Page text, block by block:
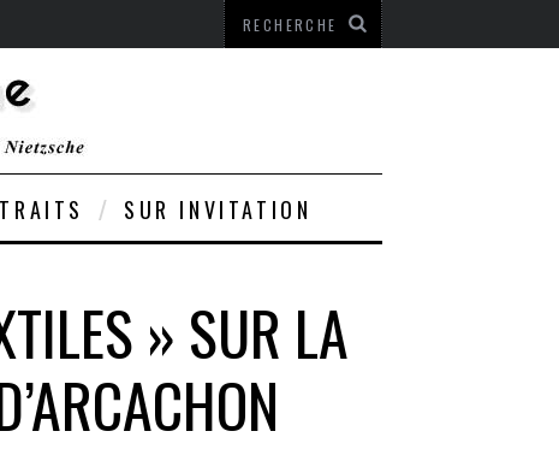
SUR INVITATION
» SUR LA